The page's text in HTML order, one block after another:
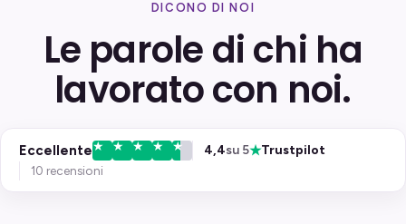
DICONO DI NOI
Le parole di chi ha
lavorato con noi.
Eccellente 4,4su 5★Trustpilot
10 recensioni